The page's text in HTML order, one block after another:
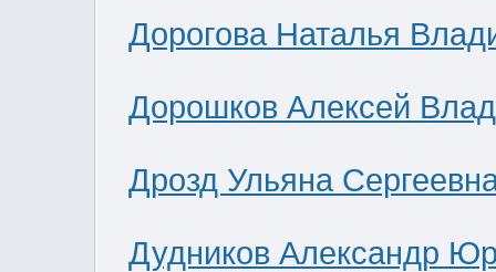
Дорогова Наталья
Дорошков Алексей
Дрозд Ульяна
Дудников Александр